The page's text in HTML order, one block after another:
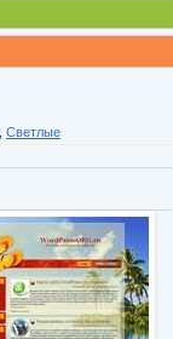
Светлые